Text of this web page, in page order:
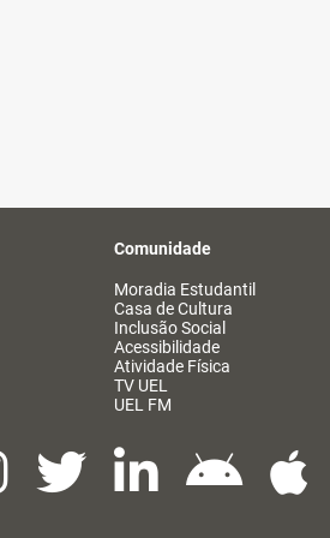
Comunidade
Moradia Estudantil
Casa de Cultura
Inclusão Social
Acessibilidade
Atividade Física
TV UEL
UEL FM